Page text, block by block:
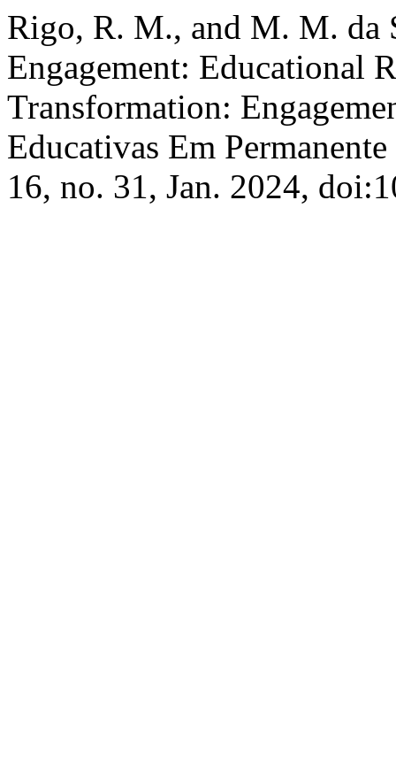
Rigo, R. M., and M. M. da
Engagement: Educational
Transformation:
Educativas Em
16, no. 31, Jan. 2024,